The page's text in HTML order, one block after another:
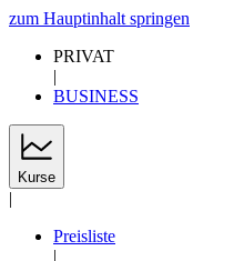
zum Hauptinhalt springen
PRIVAT
|
BUSINESS
Kurse
|
Preisliste
|